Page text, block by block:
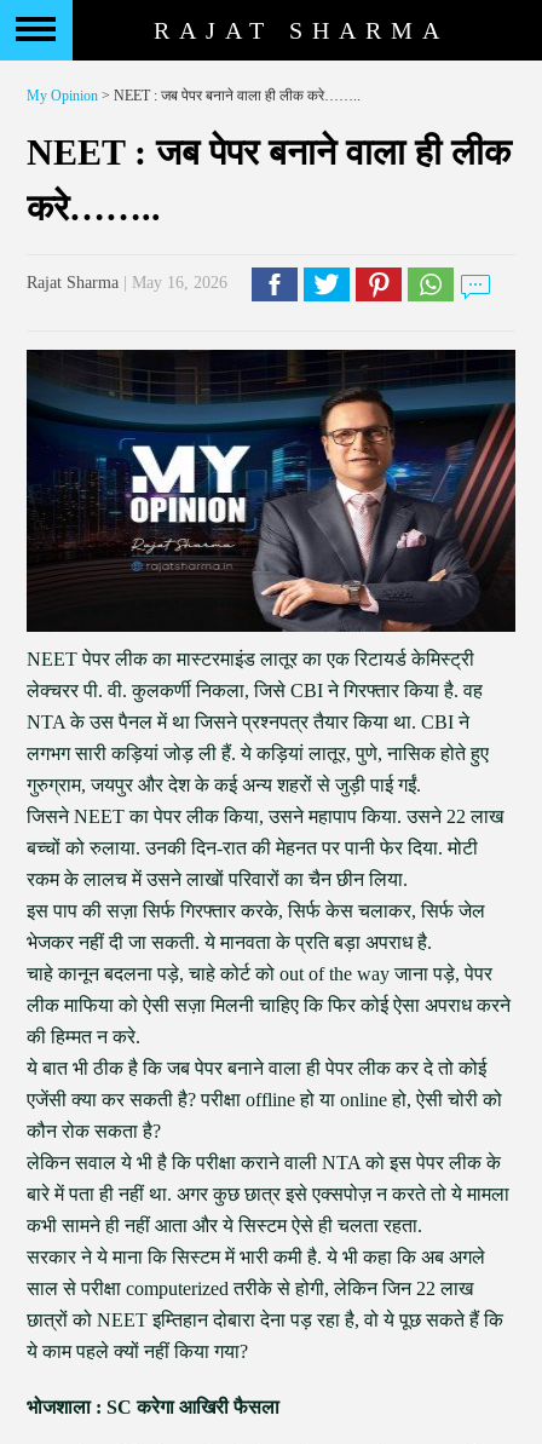
RAJAT SHARMA
My Opinion > NEET : जब पेपर बनाने वाला ही लीक करे……..
NEET : जब पेपर बनाने वाला ही लीक
करे……..
Rajat Sharma | May 16, 2026
NEET पेपर लीक का मास्टरमाइंड लातूर का एक रिटायर्ड केमिस्ट्री
लेक्चरर पी. वी. कुलकर्णी निकला, जिसे CBI ने गिरफ्तार किया है. वह
NTA के उस पैनल में था जिसने प्रश्नपत्र तैयार किया था. CBI ने
लगभग सारी कड़ियां जोड़ ली हैं. ये कड़ियां लातूर, पुणे, नासिक होते हुए
गुरुग्राम, जयपुर और देश के कई अन्य शहरों से जुड़ी पाई गईं.
जिसने NEET का पेपर लीक किया, उसने महापाप किया. उसने 22 लाख
बच्चों को रुलाया. उनकी दिन-रात की मेहनत पर पानी फेर दिया. मोटी
रकम के लालच में उसने लाखों परिवारों का चैन छीन लिया.
इस पाप की सज़ा सिर्फ गिरफ्तार करके, सिर्फ केस चलाकर, सिर्फ जेल
भेजकर नहीं दी जा सकती. ये मानवता के प्रति बड़ा अपराध है.
चाहे कानून बदलना पड़े, चाहे कोर्ट को out of the way जाना पड़े, पेपर
लीक माफिया को ऐसी सज़ा मिलनी चाहिए कि फिर कोई ऐसा अपराध करने
की हिम्मत न करे.
ये बात भी ठीक है कि जब पेपर बनाने वाला ही पेपर लीक कर दे तो कोई
एजेंसी क्या कर सकती है? परीक्षा offline हो या online हो, ऐसी चोरी को
कौन रोक सकता है?
लेकिन सवाल ये भी है कि परीक्षा कराने वाली NTA को इस पेपर लीक के
बारे में पता ही नहीं था. अगर कुछ छात्र इसे एक्सपोज़ न करते तो ये मामला
कभी सामने ही नहीं आता और ये सिस्टम ऐसे ही चलता रहता.
सरकार ने ये माना कि सिस्टम में भारी कमी है. ये भी कहा कि अब अगले
साल से परीक्षा computerized तरीके से होगी, लेकिन जिन 22 लाख
छात्रों को NEET इम्तिहान दोबारा देना पड़ रहा है, वो ये पूछ सकते हैं कि
ये काम पहले क्यों नहीं किया गया?
भोजशाला : SC करेगा आखिरी फैसला